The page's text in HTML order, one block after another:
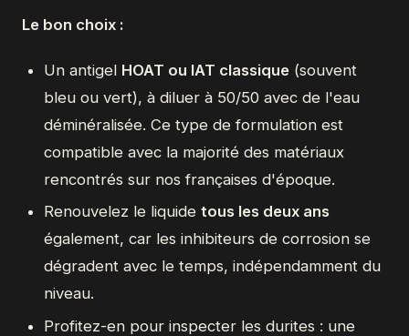
Le bon choix :
Un antigel HOAT ou IAT classique (souvent
bleu ou vert), à diluer à 50/50 avec de l'eau
déminéralisée. Ce type de formulation est
compatible avec la majorité des matériaux
rencontrés sur nos françaises d'époque.
Renouvelez le liquide tous les deux ans
également, car les inhibiteurs de corrosion se
dégradent avec le temps, indépendamment du
niveau.
Profitez-en pour inspecter les durites : une